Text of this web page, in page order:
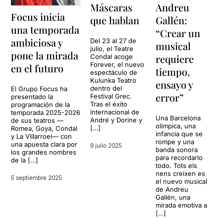
Focus inicia
una temporada
ambiciosa y
pone la mirada
en el futuro
El Grupo Focus ha
presentado la
programación de la
temporada 2025-2026
de sus teatros —
Romea, Goya, Condal
y La Villarroel— con
una apuesta clara por
los grandes nombres
de la […]
5 septiembre 2025
Máscaras
que hablan
Del 23 al 27 de
julio, el Teatre
Condal acoge
Forever, el nuevo
espectáculo de
Kulunka Teatro
dentro del
Festival Grec.
Tras el éxito
internacional de
André y Dorine y
[…]
9 julio 2025
Andreu
Gallén:
“Crear un
musical
requiere
tiempo,
ensayo y
error”
Una Barcelona
olímpica, una
infancia que se
rompe y una
banda sonora
para recordarlo
todo. Tots els
nens creixen es
el nuevo musical
de Andreu
Gallén, una
mirada emotiva a
[…]